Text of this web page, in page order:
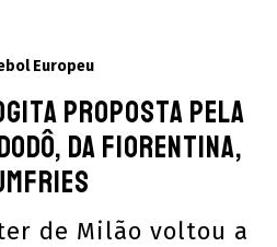
Europeu
proposta pela
da Fiorentina,
de Milão voltou a